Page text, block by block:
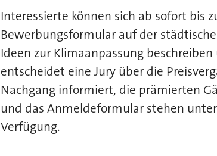
Interessierte können sich ab sofort bis
Bewerbungsformular auf der
Ideen zur Klimaanpassung
entscheidet eine Jury über die
Nachgang informiert, die prämierten
und das Anmeldeformular stehen unter
Verfügung.